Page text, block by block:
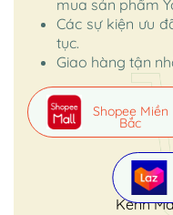
mua sản phẩm
Các sự kiện ưu
tục.
Giao hàng tận
Kênh
Shopee Miền
Bắc